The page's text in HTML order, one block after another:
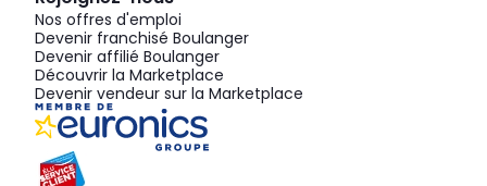
Nos offres d'emploi
Devenir franchisé Boulanger
Devenir affilié Boulanger
Découvrir la Marketplace
Devenir vendeur sur la Marketplace